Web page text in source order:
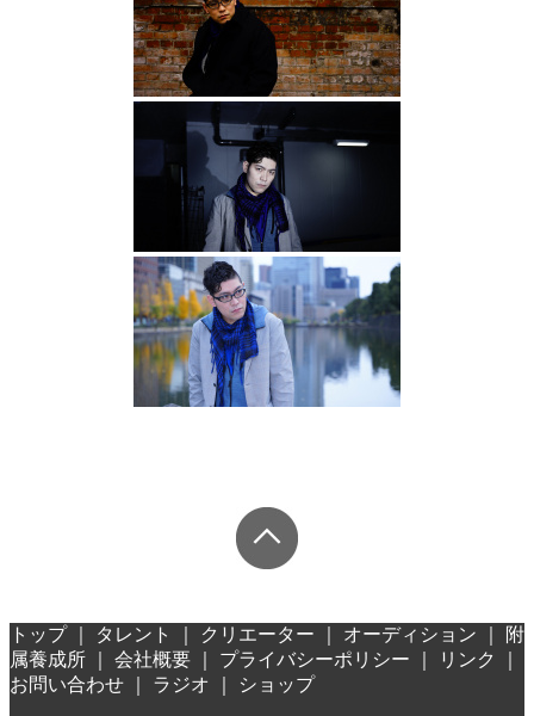
トップ｜ タレント クリエーター オーディション
附
属養成所
会社概要 プライバシーポリシー リンク
お問い合わせ
ラジオ ショップ